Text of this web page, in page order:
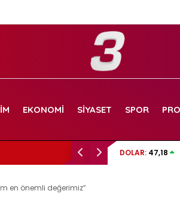
EKONOMI SIYASET SPOR
TRT SPOR CANLI İZLE |
DOLAR: 47,18
en önemli değerimiz”